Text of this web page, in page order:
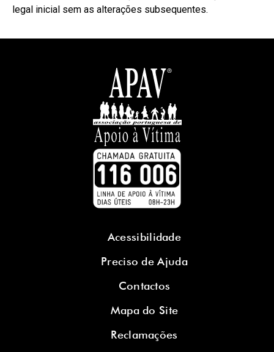
legal inicial sem as alterações subsequentes.
Acessibilidade
Preciso de Ajuda
Contactos
Mapa do Site
Reclamações